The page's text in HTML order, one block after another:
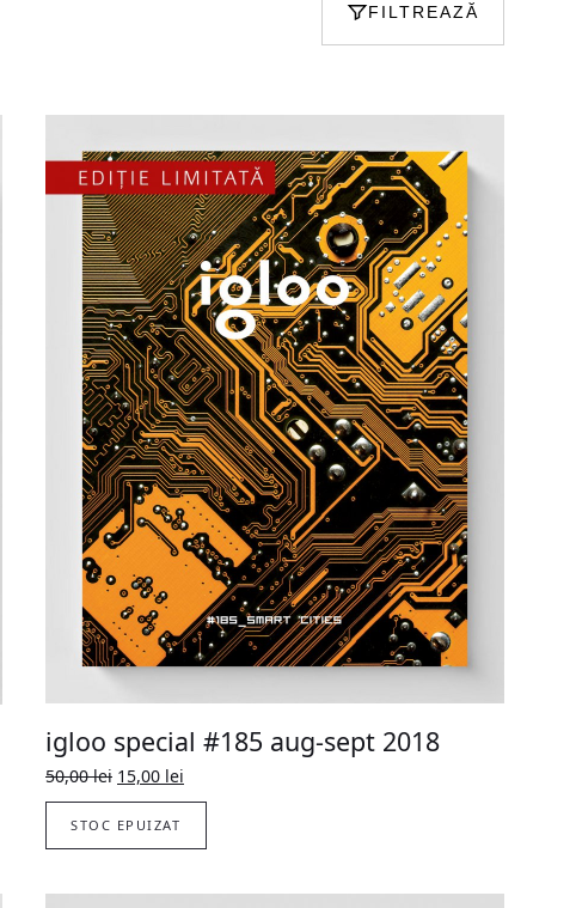
FILTREAZĂ
igloo special #185 aug-sept 2018
50,00lei Original
price
was:
50,00 lei.
15,00 lei
price
15,00 lei.
STOC EPUIZAT